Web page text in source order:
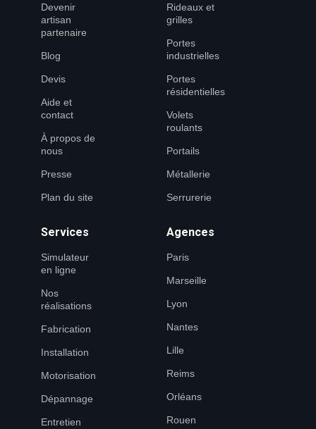
Devenir
artisan
partenaire
Blog
Devis
Aide et
contact
À propos de
nous
Presse
Plan du site
Rideaux et
grilles
Portes
industrielles
Portes
résidentielles
Volets
roulants
Portails
Métallerie
Serrurerie
Services
Simulateur
en ligne
Nos
réalisations
Fabrication
Installation
Motorisation
Dépannage
Entretien
Agences
Paris
Marseille
Lyon
Nantes
Lille
Reims
Orléans
Rouen